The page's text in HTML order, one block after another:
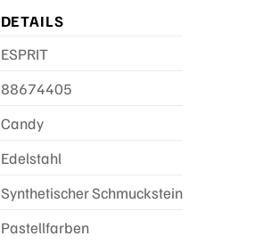
DETAILS
ESPRIT
88674405
Candy
Edelstahl
Synthetischer Schmuckstein
Pastellfarben